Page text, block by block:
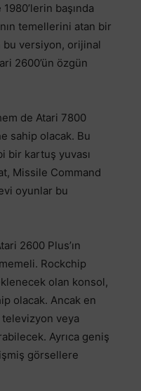
başında
temellerini atan bir
bu versiyon, orijinal
2600’ün özgün
de Atari 7800
sahip olacak. Bu
bir kartuş yuvası
Missile Command
oyunlar bu
2600 Plus’ın
Rockchip
olan konsol,
olacak. Ancak en
veya
Ayrıca geniş
görsellere